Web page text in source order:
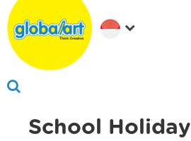
About Us
Why globalart
Franchise
School Holiday